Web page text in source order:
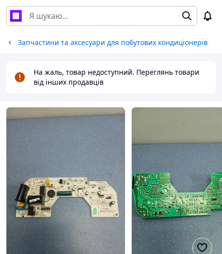
Запчастини та аксесуари для побутових кондиціонерів
На жаль, товар недоступний. Переглянь товари
від інших продавців